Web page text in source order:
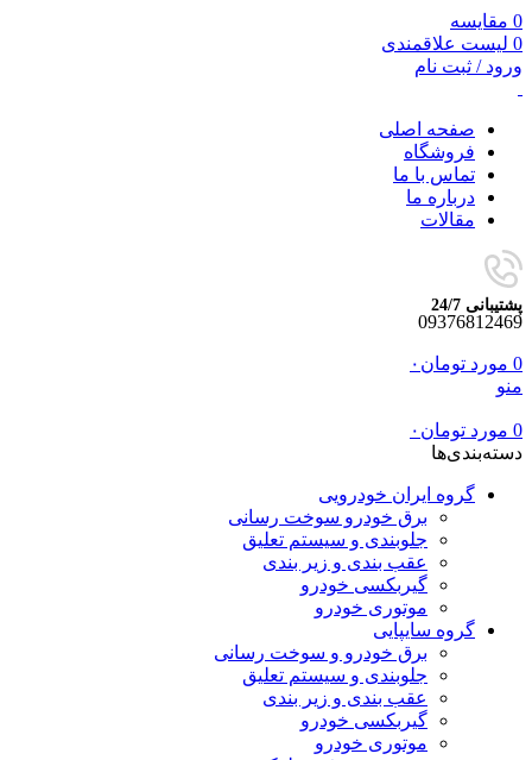
0 مقایسه
0 لیست علاقمندی
ورود / ثبت نام
صفحه اصلی
فروشگاه
تماس با ما
درباره ما
مقالات
پشتیبانی 24/7
09376812469
0 مورد تومان ۰
منو
0 مورد تومان ۰
دسته‌بندی‌ها
گروه ایران خودرویی
برق خودرو سوخت رسانی
جلوبندی و سیستم تعلیق
عقب بندی و زیر بندی
گیربکسی خودرو
موتوری خودرو
گروه سایپایی
برق خودرو و سوخت رسانی
جلوبندی و سیستم تعلیق
عقب بندی و زیر بندی
گیربکسی خودرو
موتوری خودرو